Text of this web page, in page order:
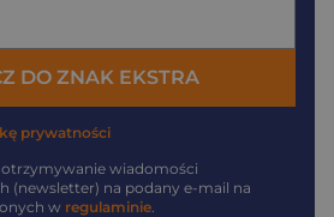
DO ZNAK EKSTRA
prywatności
otrzymywanie wiadomości
(newsletter) na podany e-mail na
w regulaminie